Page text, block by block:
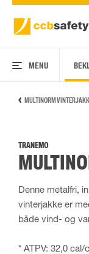
MENU
MULTINORM
TRANEMO
Denne metalfri,
vinterjakke er
både vind- og
* ATPV: 32,0 cal/